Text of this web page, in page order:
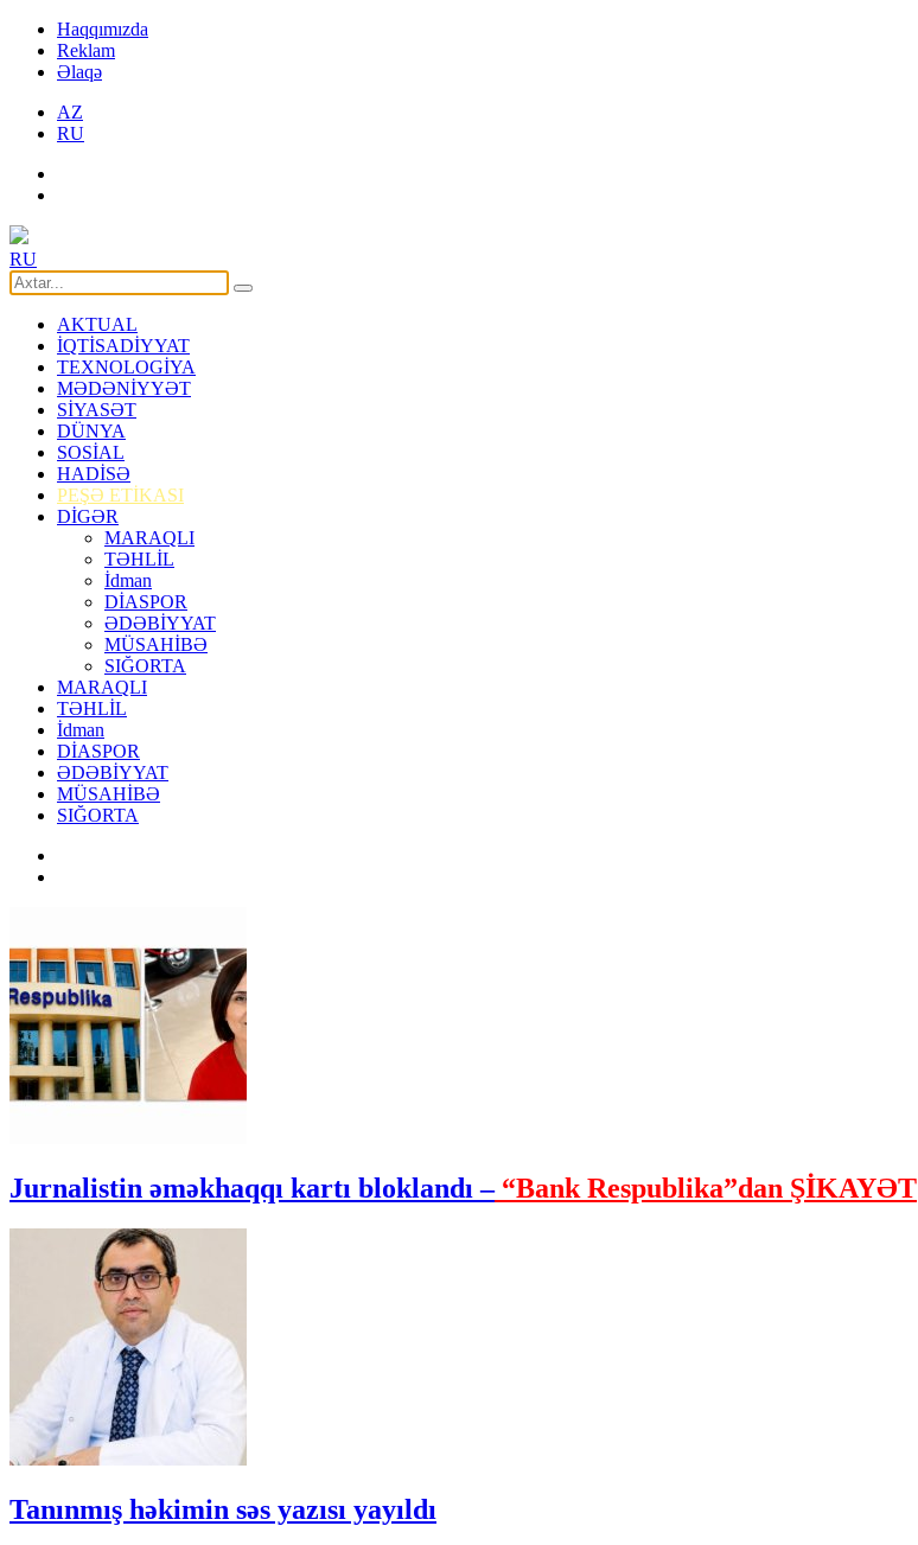
Haqqımızda
Reklam
Əlaqə
AZ
RU
RU
AKTUAL
İQTİSADİYYAT
TEXNOLOGİYA
MƏDƏNİYYƏT
SİYASƏT
DÜNYA
SOSİAL
HADİSƏ
PEŞƏ ETİKASI
DİGƏR
MARAQLI
TƏHLİL
İdman
DİASPOR
ƏDƏBİYYAT
MÜSAHİBƏ
SIĞORTA
MARAQLI
TƏHLİL
İdman
DİASPOR
ƏDƏBİYYAT
MÜSAHİBƏ
SIĞORTA
Jurnalistin əməkhaqqı kartı bloklandı –“Bank Respublika”dan ŞİKAYƏT
Tanınmış həkimin səs yazısı yayıldı